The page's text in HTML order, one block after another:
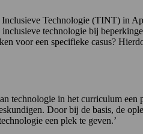
Technologie (TINT) in
technologie bij
voor een specifieke casus?
in het curriculum
Door bij de basis, de
een plek te geven.’